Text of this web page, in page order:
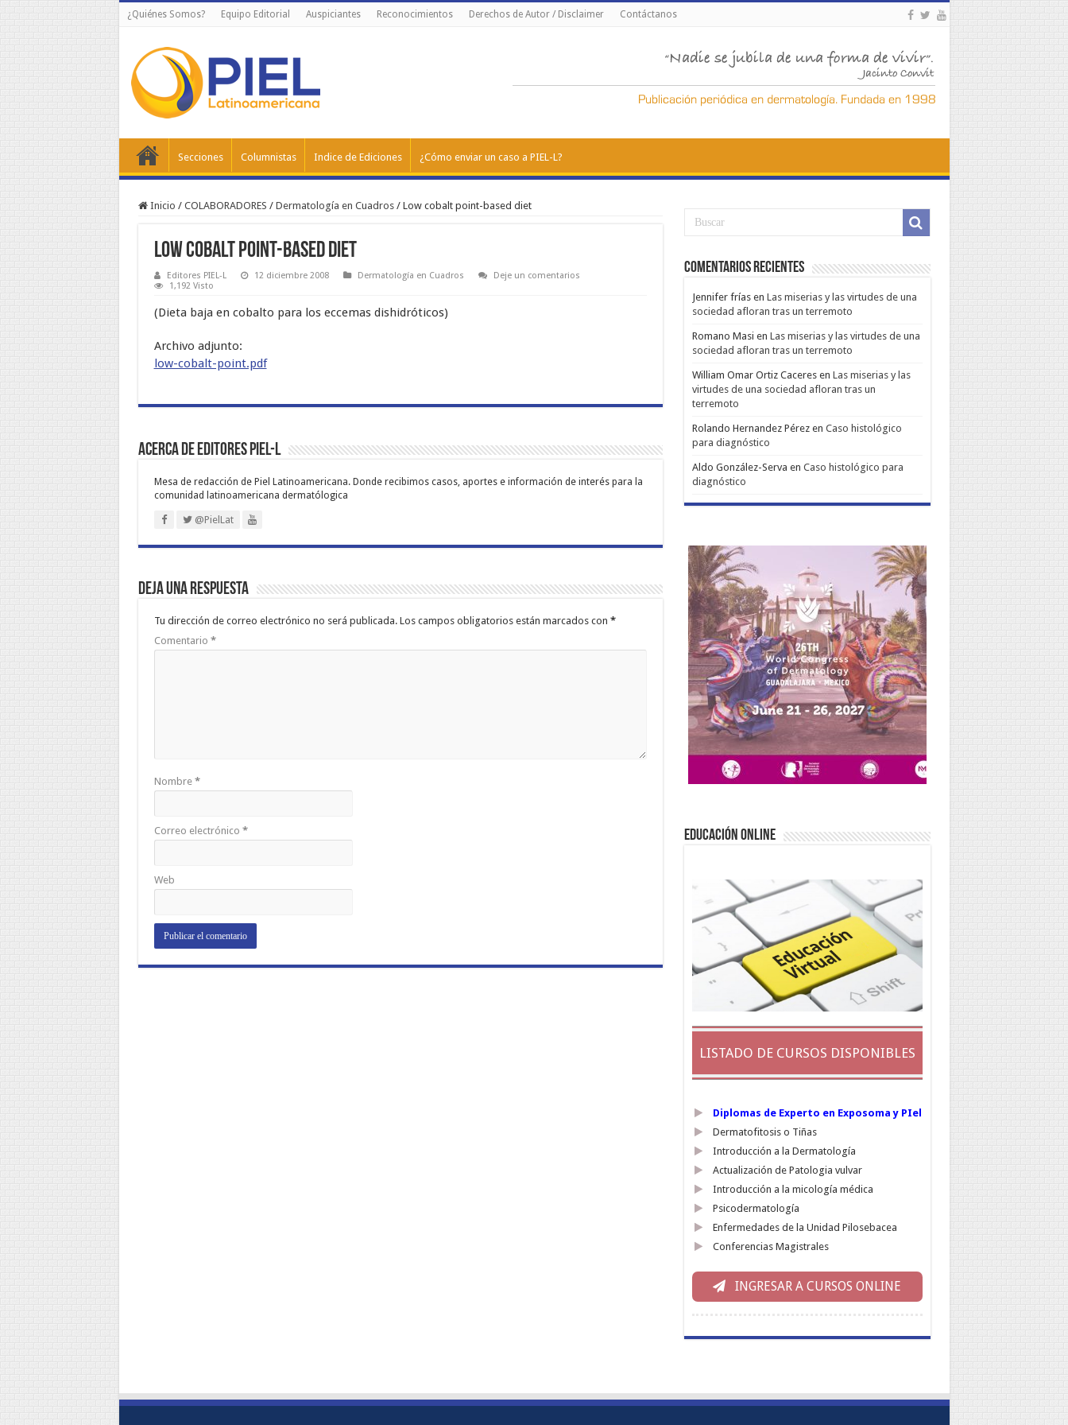
¿Quiénes Somos? Equipo Editorial Auspiciantes Reconocimientos Derechos de Autor / Disclaimer Contáctanos
Secciones Columnistas Indice de Ediciones ¿Cómo enviar un caso a PIEL-L?
Inicio / COLABORADORES / Dermatología en Cuadros / Low cobalt point-based diet
Low cobalt point-based diet
Editores PIEL-L 12 diciembre 2008 Dermatología en Cuadros
Deje un comentarios
1,192 Visto
(Dieta baja en cobalto para los eccemas dishidróticos)
Archivo adjunto:
low-cobalt-point.pdf
Acerca de Editores PIEL-L
Mesa de redacción de Piel Latinoamericana. Donde recibimos casos, aportes e información de interés para la
comunidad latinoamericana dermatólogica
@PielLat
Deja una respuesta
Tu dirección de correo electrónico no será publicada. Los campos obligatorios están marcados con *
Comentario *
Nombre *
Correo electrónico *
Web
Comentarios Recientes
Jennifer fríasen Las miserias y las virtudes de una
sociedad afloran tras un terremoto
Romano Masi en Las miserias y las virtudes de una
sociedad afloran tras un terremoto
William Omar Ortiz Caceresen Las miserias y las
virtudes de una sociedad afloran tras un
terremoto
Rolando Hernandez Pérezen Caso histológico
para diagnóstico
Aldo González-Serva en Caso histológico para
diagnóstico
EDUCACIÓN ONLINE
LISTADO DE CURSOS DISPONIBLES
Diplomas de Experto en Exposoma y PIel
Dermatofitosis o Tiñas
Introducción a la Dermatología
Actualización de Patologia vulvar
Introducción a la micología médica
Psicodermatología
Enfermedades de la Unidad Pilosebacea
Conferencias Magistrales
INGRESAR A CURSOS ONLINE